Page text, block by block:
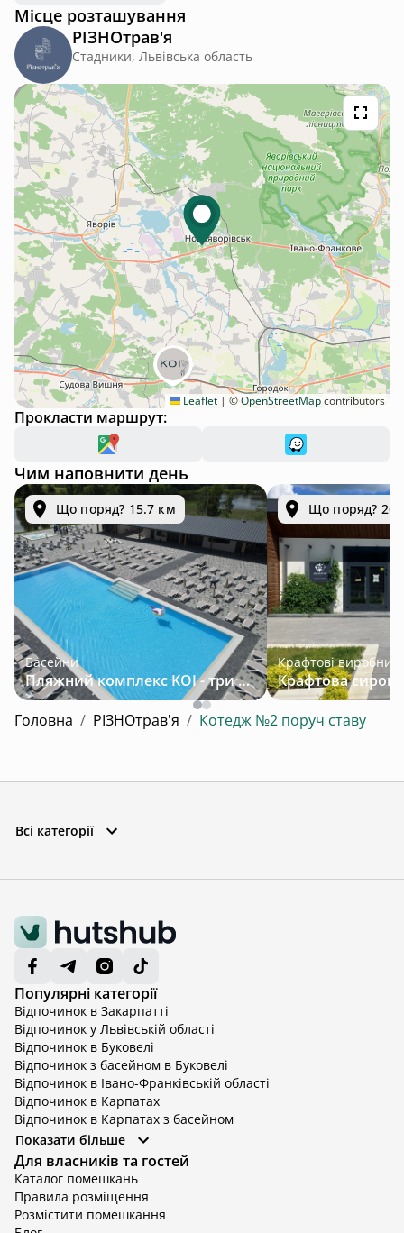
Місце розташування
РІЗНОтрав'я
Стадники, Львівська область
Leaflet | ©OpenStreetMapcontributors
Прокласти маршрут:
Чим наповнити день
Що поряд? 15.7 км
Басейни
Пляжний комплекс KOI - три підігрівані басейни серед лісу за 30 км від Львова
Що поряд?
Крафтові
Головна / РІЗНОтрав'я / Котедж №2 поруч ставу
Всі категорії
Популярні категорії
Відпочинок в Закарпатті
Відпочинок у Львівській області
Відпочинок в Буковелі
Відпочинок з басейном в Буковелі
Відпочинок в Івано-Франківській області
Відпочинок в Карпатах
Відпочинок в Карпатах з басейном
Відпочинок в Київській області
Відпочинок в Київській області з басейном
Відпочинок в Тернопільській області
Відпочинок у Вінницькій області
Відпочинок в Яремче
Відпочинок у Львівській області з басейном
Показати більше
Для власників та гостей
Каталог помешкань
Правила розміщення
Розмістити помешкання